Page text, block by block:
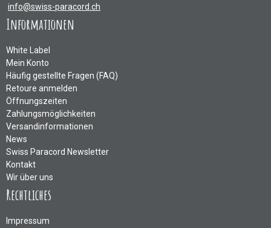
info@swiss-paracord.ch
Informationen
White Label
Mein Konto
Häufig gestellte Fragen (FAQ)
Retoure anmelden
Öffnungszeiten
Zahlungsmöglichkeiten
Versandinformationen
News
Swiss Paracord Newsletter
Kontakt
Wir über uns
Rechtliches
Impressum